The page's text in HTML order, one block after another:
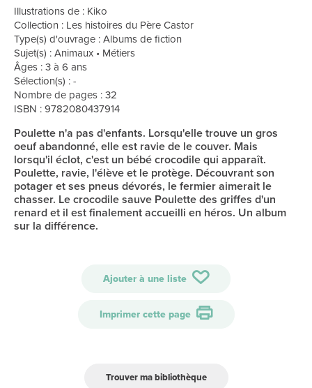
Illustrations de : Kiko
Collection : Les histoires du Père Castor
Type(s) d'ouvrage : Albums de fiction
Sujet(s) : Animaux • Métiers
Âges : 3 à 6 ans
Sélection(s) : -
Nombre de pages : 32
ISBN : 9782080437914
Poulette n'a pas d'enfants. Lorsqu'elle trouve un gros
oeuf abandonné, elle est ravie de le couver. Mais
lorsqu'il éclot, c'est un bébé crocodile qui apparaît.
Poulette, ravie, l'élève et le protège. Découvrant son
potager et ses pneus dévorés, le fermier aimerait le
chasser. Le crocodile sauve Poulette des griffes d'un
renard et il est finalement accueilli en héros. Un album
sur la différence.
Ajouter à une liste
Imprimer cette page
Trouver ma bibliothèque